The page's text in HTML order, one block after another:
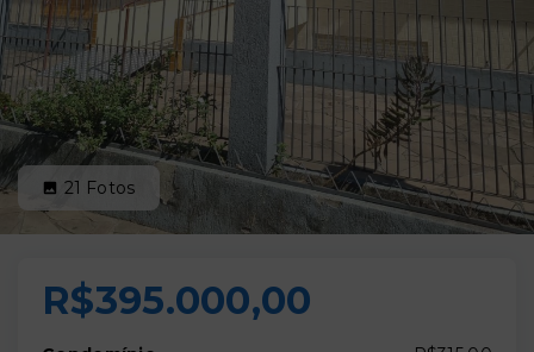
21 Fotos
R$395.000,00